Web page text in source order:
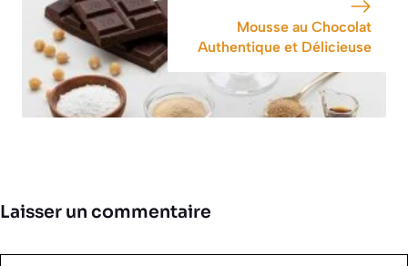
Mousse au Chocolat
Authentique et Délicieuse
Laisser un commentaire